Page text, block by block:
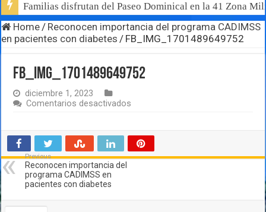
Familias disfrutan del Paseo Dominical en la 41 Zona
Home/ Reconocen importancia del programa CADIMSS
en pacientes con diabetes / FB_IMG_1701489649752
FB_IMG_1701489649752
diciembre 1, 2023
Comentarios desactivados
Previous
Reconocen importancia del
programa CADIMSS en
pacientes con diabetes